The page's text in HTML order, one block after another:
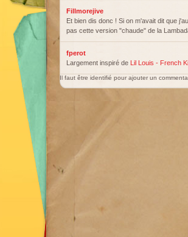
Fillmorejive
Et bien dis donc ! Si on m'avait dit que
pas cette version "chaude" de la
fperot
Largement inspiré de Lil Louis - French
Il faut être identifié pour ajouter un